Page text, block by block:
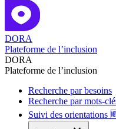
DORA
Plateforme de l’inclusion
DORA
Plateforme de l’inclusion
Recherche par besoins
Recherche par mots-
Suivi des orientations